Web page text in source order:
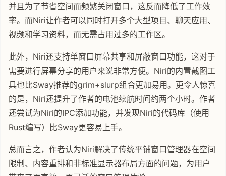
并且为了节省空间而频繁关闭窗口，这反而降低了工作效
率。而Niri让作者可以同时打开多个大型项目、聊天应用、
视频和学习资料，而无需占用过多的工作区。
此外，Niri还支持单窗口屏幕共享和屏蔽窗口功能，这对于
需要进行屏幕分享的用户来说非常方便。Niri的内置截图工
具也比Sway推荐的grim+slurp组合更加易用。更令人惊喜
的是，Niri还提升了作者的电池续航时间约两个小时。作者
还尝试为Niri的IPC添加功能，并发现Niri的代码库（使用
Rust编写）比Sway更容易上手。
总而言之，作者认为Niri解决了传统平铺窗口管理器在空间
限制、内容重排和非标准显示器布局方面的问题，为用户